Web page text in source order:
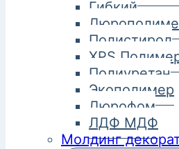
Гибкий
Полистирол
XPS
Полиуретан
Экополимер
Дюрофом
ЛДФ МДФ
Молдинг